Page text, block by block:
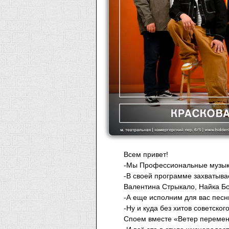
Всем привет!
-Мы Профессиональные
-В своей программе
Валентина Стрыкало, Найка
-А еще исполним для вас
-Ну и куда без хитов
Споем вместе «Ветер